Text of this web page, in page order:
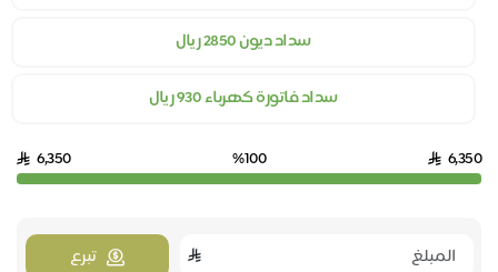
سداد ديون 2850 ريال
سداد فاتورة كهرباء 930 ريال
6,350
%100
6,350
تبرع